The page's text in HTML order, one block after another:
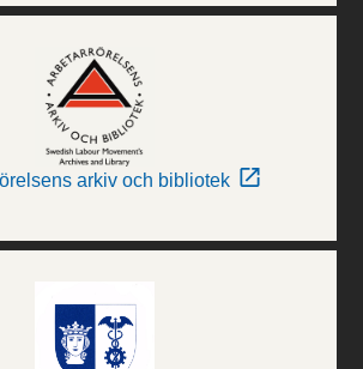
arkiv och bibliotek